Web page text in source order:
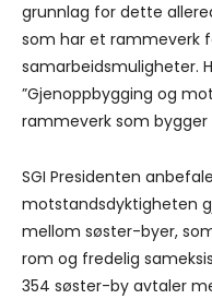
grunnlag for dette
som har et rammeverk
samarbeidsmuligheter.
”Gjenoppbygging og
rammeverk som bygger
SGI Presidenten
motstandsdyktigheten
mellom søster-byer,
rom og fredelig
354 søster-by avtaler